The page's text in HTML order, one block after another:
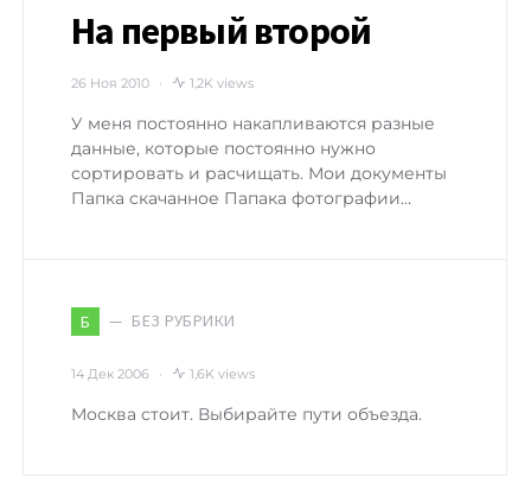
На первый второй
26 Ноя 2010 1,2K views
У меня постоянно накапливаются разные
данные, которые постоянно нужно
сортировать и расчищать. Мои документы
Папка скачанное Папака фотографии…
Б БЕЗ РУБРИКИ
14 Дек 2006 1,6K views
Москва стоит. Выбирайте пути объезда.